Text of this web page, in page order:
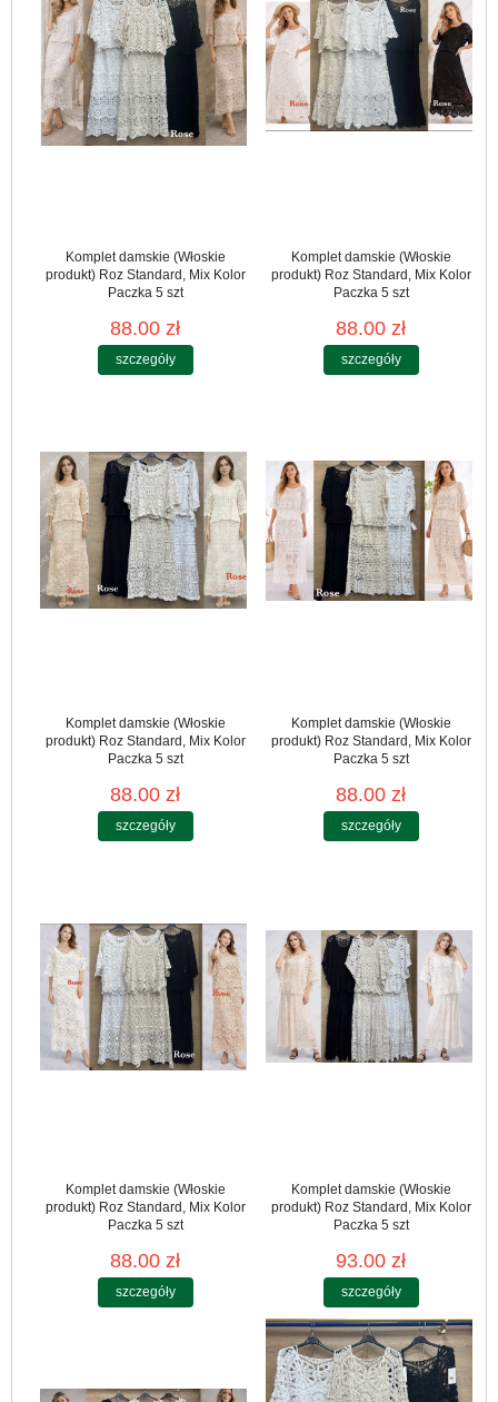
Komplet damskie (Włoskie
produkt) Roz Standard, Mix Kolor
Paczka 5 szt
88.00 zł
szczegóły
Komplet damskie (Włoskie
produkt) Roz Standard, Mix Kolor
Paczka 5 szt
88.00 zł
szczegóły
Komplet damskie (Włoskie
produkt) Roz Standard, Mix Kolor
Paczka 5 szt
88.00 zł
szczegóły
Komplet damskie (Włoskie
produkt) Roz Standard, Mix Kolor
Paczka 5 szt
88.00 zł
szczegóły
Komplet damskie (Włoskie
produkt) Roz Standard, Mix Kolor
Paczka 5 szt
88.00 zł
szczegóły
Komplet damskie (Włoskie
produkt) Roz Standard, Mix Kolor
Paczka 5 szt
93.00 zł
szczegóły